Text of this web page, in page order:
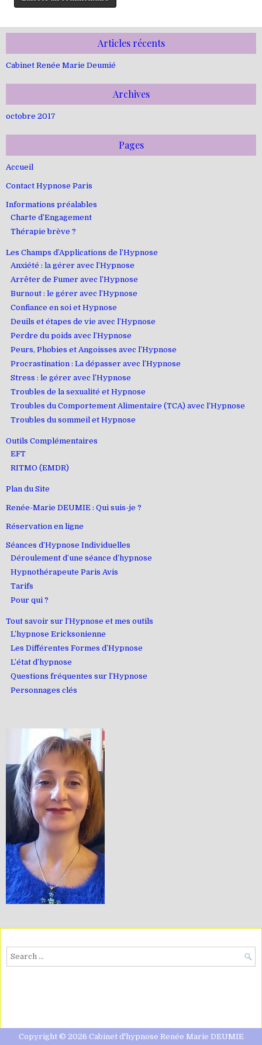
Articles récents
Cabinet Renée Marie Deumié
Archives
octobre 2017
Pages
Accueil
Contact Hypnose Paris
Informations préalables
Charte d’Engagement
Thérapie brève ?
Les Champs d’Applications de l’Hypnose
Anxiété : la gérer avec l’Hypnose
Arrêter de Fumer avec l’Hypnose
Burnout : le gérer avec l’Hypnose
Confiance en soi et Hypnose
Deuils et étapes de vie avec l’Hypnose
Perdre du poids avec l’Hypnose
Peurs, Phobies et Angoisses avec l’Hypnose
Procrastination : La dépasser avec l’Hypnose
Stress : le gérer avec l’Hypnose
Troubles de la sexualité et Hypnose
Troubles du Comportement Alimentaire (TCA) avec l’Hypnose
Troubles du sommeil et Hypnose
Outils Complémentaires
EFT
RITMO (EMDR)
Plan du Site
Renée-Marie DEUMIE : Qui suis-je ?
Réservation en ligne
Séances d’Hypnose Individuelles
Déroulement d’une séance d’hypnose
Hypnothérapeute Paris Avis
Tarifs
Pour qui ?
Tout savoir sur l’Hypnose et mes outils
L’hypnose Ericksonienne
Les Différentes Formes d’Hypnose
L’état d’hypnose
Questions fréquentes sur l’Hypnose
Personnages clés
Search
for:
Copyright © 2026 Cabinet d'hypnose Renée Marie DEUMIE